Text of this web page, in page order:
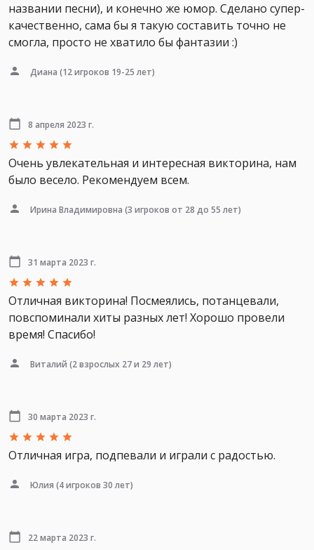
названии песни), и конечно же юмор. Сделано супер-
качественно, сама бы я такую составить точно не
смогла, просто не хватило бы фантазии :)
Диана (12 игроков 19-25 лет)
8 апреля 2023 г.
Очень увлекательная и интересная викторина, нам
было весело. Рекомендуем всем.
Ирина Владимировна (3 игроков от 28 до 55 лет)
31 марта 2023 г.
Отличная викторина! Посмеялись, потанцевали,
повспоминали хиты разных лет! Хорошо провели
время! Спасибо!
Виталий (2 взрослых 27 и 29 лет)
30 марта 2023 г.
Отличная игра, подпевали и играли с радостью.
Юлия (4 игроков 30 лет)
22 марта 2023 г.